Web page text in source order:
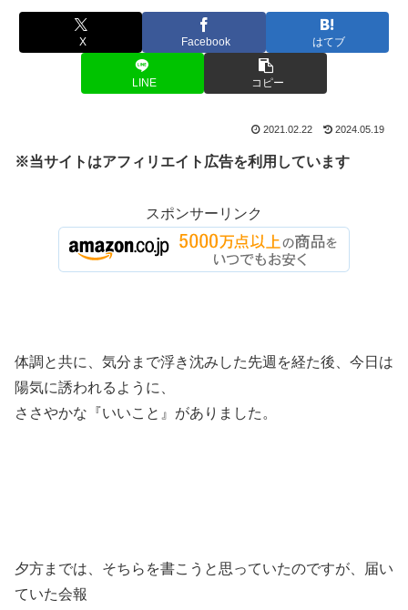
X Facebook はてブ
LINE コピー
2021.02.22 2024.05.19
※当サイトはアフィリエイト広告を利用しています
スポンサーリンク
体調と共に、気分まで浮き沈みした先週を経た後、今日は
陽気に誘われるように、
ささやかな『いいこと』がありました。
夕方までは、そちらを書こうと思っていたのですが、届い
ていた会報